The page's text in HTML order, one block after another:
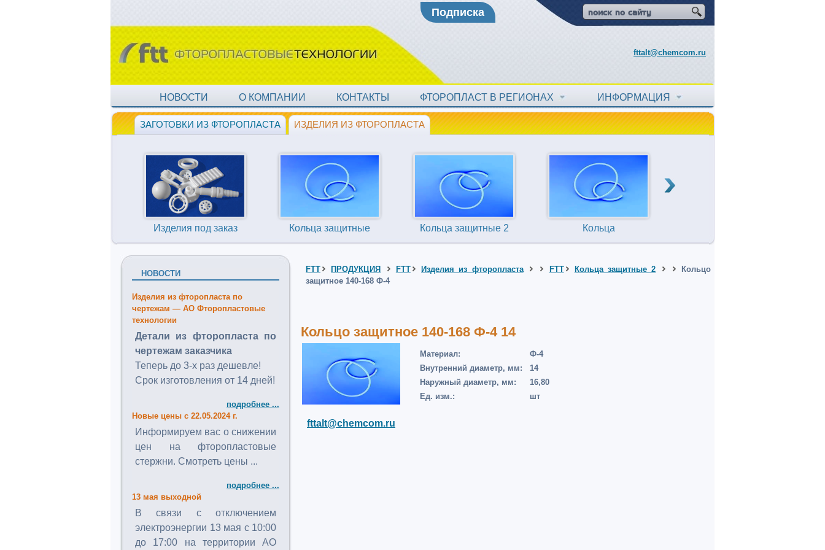
Подписка
fttalt@chemcom.ru
НОВОСТИ О КОМПАНИИ КОНТАКТЫ ФТОРОПЛАСТ В РЕГИОНАХ ИНФОРМАЦИЯ
ЗАГОТОВКИ ИЗ ФТОРОПЛАСТА ИЗДЕЛИЯ ИЗ ФТОРОПЛАСТА
Изделия под заказ Кольца защитные Кольца защитные 2
Кольца
уплотнительные
НОВОСТИ
Изделия из фторопласта по
чертежам — АО Фторопластовые
технологии
Детали из фторопласта по
чертежам заказчика
Теперь до 3-х раз дешевле!
Срок изготовления от 14 дней!
подробнее ...
Новые цены с 22.05.2024 г.
Информируем вас о снижении
цен на фторопластовые
стержни. Смотреть цены ...
подробнее ...
13 мая выходной
В связи с отключением
электроэнергии 13 мая с 10:00
до 17:00 на территории АО
FTT ПРОДУКЦИЯ FTT Изделия из фторопласта FTT Кольца защитные 2
Кольцо
защитное 140-168 Ф-4
Кольцо защитное 140-168 Ф-4 14
Материал:
Ф-4
Внутренний диаметр, мм:
14
Наружный диаметр, мм:
16,80
Ед. изм.:
шт
fttalt@chemcom.ru